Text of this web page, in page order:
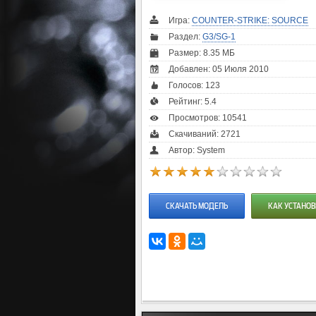
Игра: COUNTER-STRIKE: SOURCE
Раздел: G3/SG-1
Размер: 8.35 МБ
Добавлен: 05 Июля 2010
Голосов: 123
Рейтинг: 5.4
Просмотров: 10541
Скачиваний: 2721
Автор: System
СКАЧАТЬ МОДЕЛЬ КАК